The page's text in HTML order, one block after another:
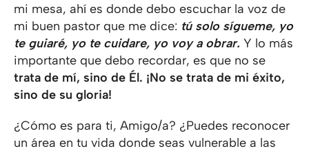
mi mesa, ahí es donde debo escuchar la voz de
mi buen pastor que me dice: tú solo sígueme, yo
te guiaré, yo te cuidare, yo voy a obrar. Y lo más
importante que debo recordar, es que no se
trata de mí, sino de Él. ¡No se trata de mi éxito,
sino de su gloria!
¿Cómo es para ti, Amigo/a? ¿Puedes reconocer
un área en tu vida donde seas vulnerable a las